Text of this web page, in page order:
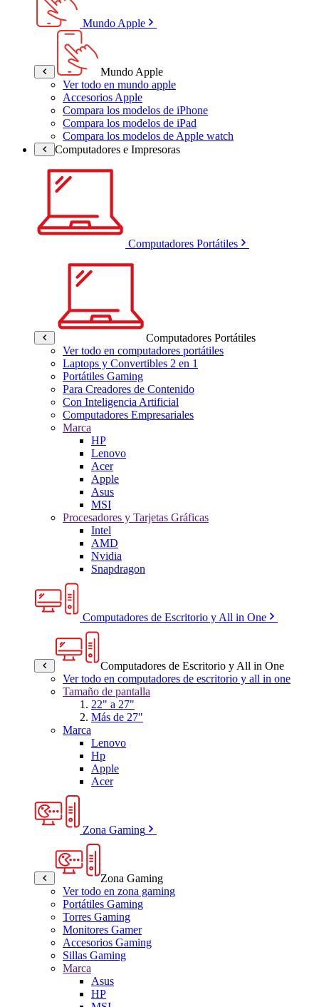
Mundo Apple
Mundo Apple
Ver todo en mundo apple
Accesorios Apple
Compara los modelos de iPhone
Compara los modelos de iPad
Compara los modelos de Apple watch
Computadores e Impresoras
Computadores Portátiles
Computadores Portátiles
Ver todo en computadores portátiles
Laptops y Convertibles 2 en 1
Portátiles Gaming
Para Creadores de Contenido
Con Inteligencia Artificial
Computadores Empresariales
Marca
HP
Lenovo
Acer
Apple
Asus
MSI
Procesadores y Tarjetas Gráficas
Intel
AMD
Nvidia
Snapdragon
Computadores de Escritorio y All in One
Computadores de Escritorio y All in One
Ver todo en computadores de escritorio y all in one
Tamaño de pantalla
22" a 27"
Más de 27"
Marca
Lenovo
Hp
Apple
Acer
Zona Gaming
Zona Gaming
Ver todo en zona gaming
Portátiles Gaming
Torres Gaming
Monitores Gamer
Accesorios Gaming
Sillas Gaming
Marca
Asus
HP